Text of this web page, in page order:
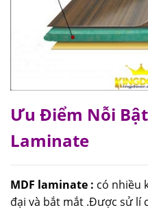
Ưu Điểm Nỗi
Laminate
MDF laminate : có nhiều
đại và bắt mắt .Được sử lí